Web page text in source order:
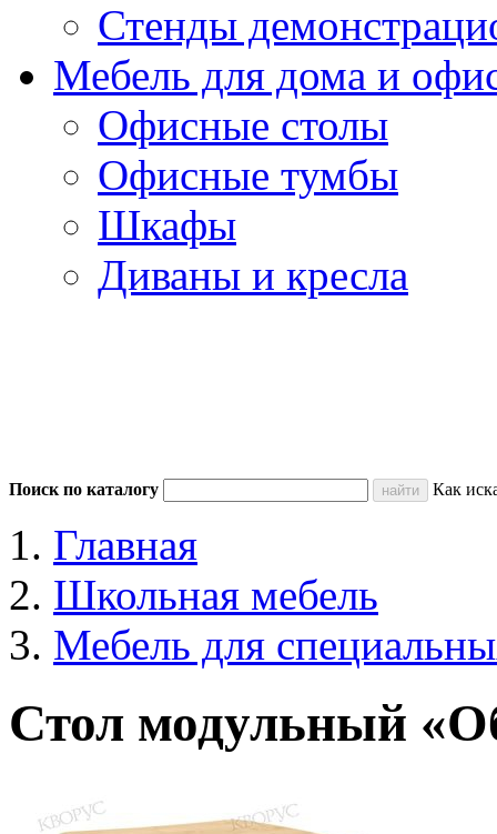
Стенды
Мебель для дома и
Офисные столы
Офисные тумбы
Шкафы
Диваны и кресла
Поиск по каталогу Как
Главная
Школьная мебель
Мебель для
Стол модульный